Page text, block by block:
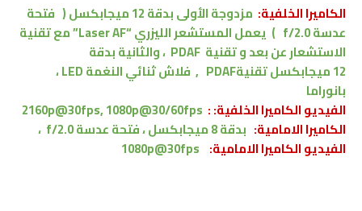
الكاميرا الخلفية:
مزدوجة الأولى بدقة 12 ميجابكسل ( فتحة
عدسة f/2.0 )
يعمل المستشعر الليزري “Laser AF” مع تقنية
الاستشعار عن بعدوتقنية PDAF
، والثانية بدقة
12ميجابكسلتقنيةPDAF ,
فلاش ثنائي النغمة LED ،
بانوراما
الفيديو الكاميرا الخلفية: : 2160p@30fps, 1080p@30/60fps
الكاميرا الامامية: بدقة 8 ميجابكسل ، فتحة عدسة f/2.0
،
الفيديو الكاميراالامامية: